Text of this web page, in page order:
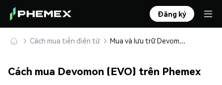
Đăng ký
Cách mua tiền điện tử Mua và lưu trữ Devomon (EVO) an toàn
Cách mua Devomon (EVO) trên Phemex